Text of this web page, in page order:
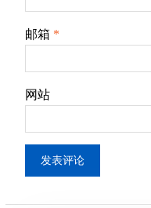
邮箱 *
网站